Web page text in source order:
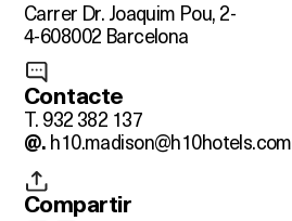
Carrer Dr. Joaquim Pou, 2-
4-608002 Barcelona
Contacte
T. 932 382 137
@. h10.madison@h10hotels.com
Compartir